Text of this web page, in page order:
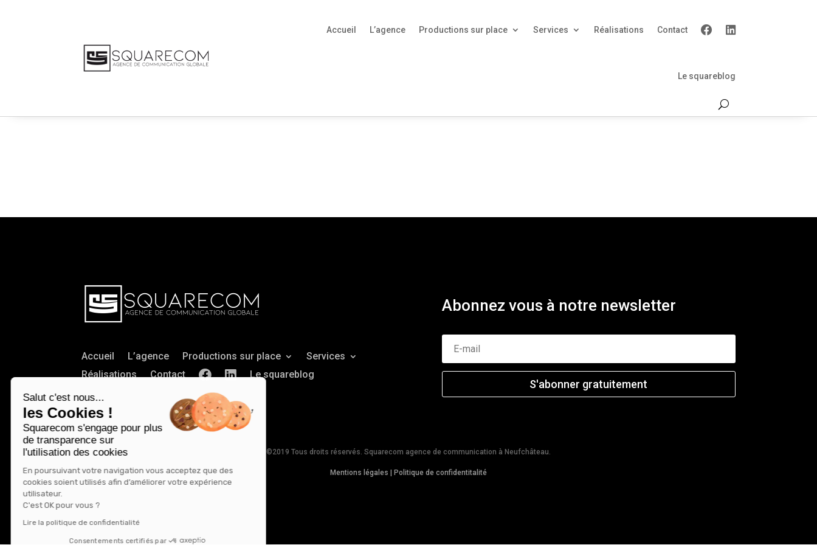
Accueil L’agence Productions sur place Services Réalisations Contact
Le squareblog
Accueil L’agence Productions sur place
Services
Réalisations
Contact Le squareblog
Abonnez vous à notre newsletter
S'abonner gratuitement
©2019 Tous droits réservés. Squarecom agence de communication à Neufchâteau.
Mentions légales | Politique de confidentitalité
Salut c'est nous...
les Cookies !
Squarecom s'engage pour plus
de transparence sur
l'utilisation des cookies
En poursuivant votre navigation vous acceptez que des
cookies soient utilisés afin d’améliorer votre expérience
utilisateur.
C'est OK pour vous ?
Lire la politique de confidentialité
Consentements certifiés par